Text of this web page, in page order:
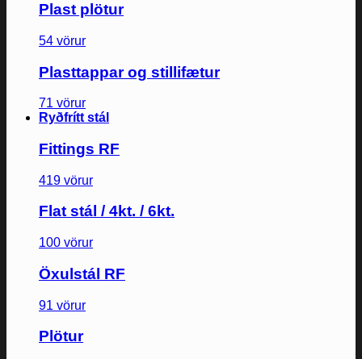
Plast plötur
54 vörur
Plasttappar og stillifætur
71 vörur
Ryðfrítt stál
Fittings RF
419 vörur
Flat stál / 4kt. / 6kt.
100 vörur
Öxulstál RF
91 vörur
Plötur